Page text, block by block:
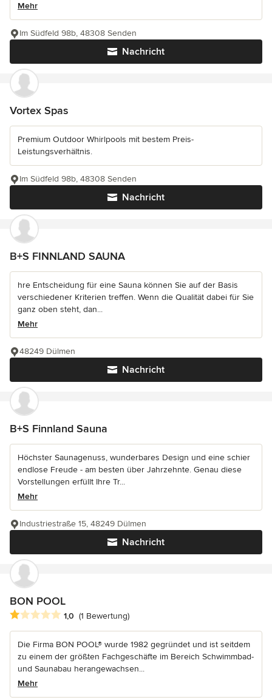
Mehr
Nachricht
Im Südfeld 98b, 48308 Senden
Vortex Spas
Premium Outdoor Whirlpools mit bestem Preis-
Leistungsverhältnis.
Nachricht
Im Südfeld 98b, 48308 Senden
B+S FINNLAND SAUNA
hre Entscheidung für eine Sauna können Sie auf der Basis
verschiedener Kriterien treffen. Wenn die Qualität dabei für Sie
ganz oben steht, dan...
Mehr
Nachricht
48249 Dülmen
B+S Finnland Sauna
Höchster Saunagenuss, wunderbares Design und eine schier
endlose Freude - am besten über Jahrzehnte. Genau diese
Vorstellungen erfüllt Ihre Tr...
Mehr
Nachricht
Industriestraße 15, 48249 Dülmen
BON POOL
Durchschnittliche Bewertung: 1 von 5 Sternen
1,0 (1 Bewertung)
Die Firma BON POOL® wurde 1982 gegründet und ist seitdem
zu einem der größten Fachgeschäfte im Bereich Schwimmbad-
und Saunabau herangewachsen...
Mehr